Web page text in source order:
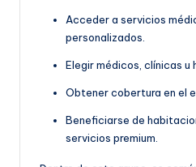
Acceder a servicios
personalizados.
Elegir médicos, clínicas u
Obtener cobertura en el
Beneficiarse de
servicios premium.